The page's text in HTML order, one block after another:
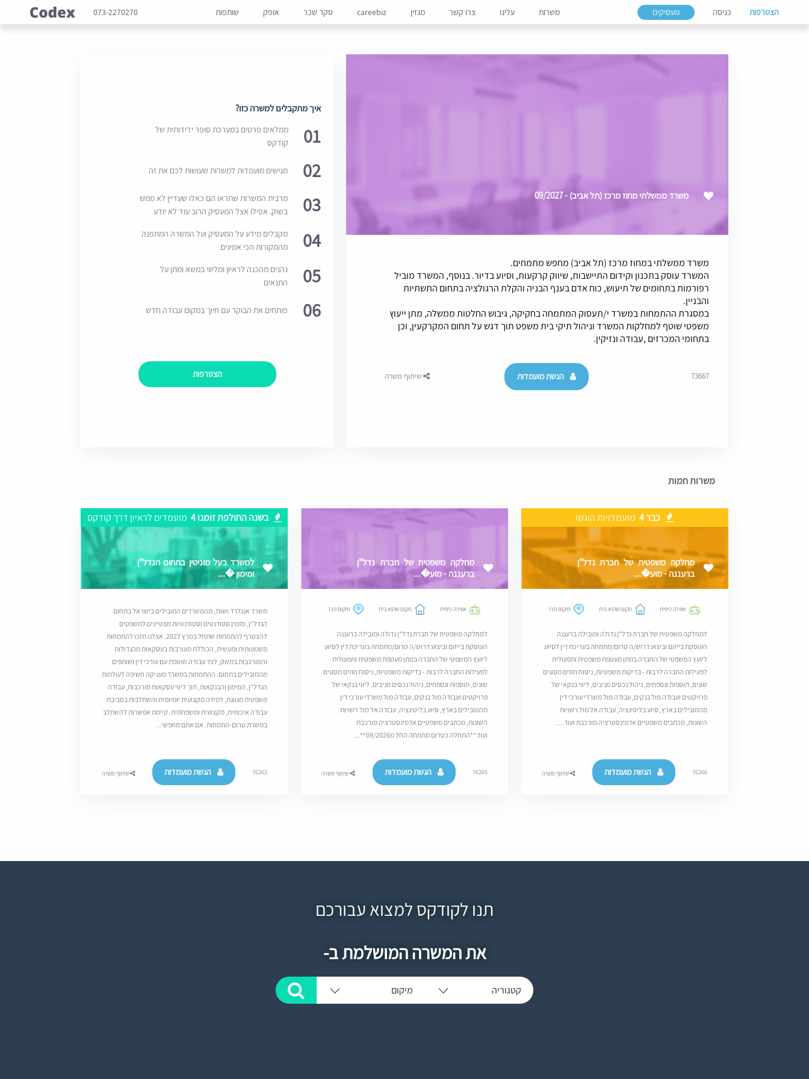
הצטרפות כניסה מעסיקים משרות עלינו צרו קשר מגזין careebiz סקר שכר אופק שותפות 073-2270270
משרד ממשלתי מחוז מרכז (תל אביב) - 09/2027
משרד ממשלתי במחוז מרכז (תל אביב) מחפש מתמחים.
המשרד עוסק בתכנון וקידום התיישבות, שיווק קרקעות, וסיוע בדיור. בנוסף, המשרד מוביל
רפורמות בתחומים של תיעוש, כוח אדם בענף הבניה והקלת הרגולציה בתחום התשתיות
והבניין.
במסגרת ההתמחות במשרד י/תעסוק המתמחה בחקיקה, גיבוש החלטות ממשלה, מתן ייעוץ
משפטי שוטף למחלקות המשרד וניהול תיקי בית משפט תוך דגש על תחום המקרקעין, וכן
בתחומי המכרזים ,עבודה ונזיקין.
73667 הגשת מועמדות שיתוף משרה
איך מתקבלים למשרה כזו?
01
ממלאים פרטים במערכת סופר ידידותית של
קודקס
02 מגישים מועמדות למשרות שעושות לכם את זה
03
מרבית המשרות שתראו הם כאלו שעדיין לא ממש
בשוק. אפילו אצל המעסיק הרוב עוד לא יודע
04
מקבלים מידע על המעסיק ועל המשרה המתפנה
מהמקורות הכי אמינים
05
נהנים מהכנה לראיון ומליווי במשא ומתן על
התנאים
06 פותחים את הבוקר עם חיוך במקום עבודה חדש
הצטרפות
משרות חמות
כבר 4 מועמדויות הוגשו
מחלקה משפטית של חברת נדל"ן
ברעננה - מוע�...
אווירה כיפית מקום שהוא בית מיקום פגז
למחלקה משפטית של חברת נדל"ן גדולה ומובילה ברעננה
העוסקת בייזום וביצוע דרוש/ה טרום/מתמחה בעריכת דין לסיוע
ליועץ המשפטי של החברה במתן מעטפת משפטית ותפעולית
לפעילות החברה לרבות - בדיקות משפטיות, ניסוח חוזים מסוגים
שונים, תוספות ונספחים, ניהול נכסים מניבים, ליווי בנקאי של
פרויקטים ועבודה מול בנקים, עבודה מול משרדי עורכי דין
מהמובילים בארץ, סיוע בליטיגציה, עבודה אל מול רשויות
השונות, מכתבים משפטיים אדמינסטרציה מורכבת ועוד....
76266 הגשת מועמדות שיתוף משרה
מחלקה משפטית של חברת נדל"ן
ברעננה - מוע�...
אווירה כיפית מקום שהוא בית מיקום פגז
למחלקה משפטית של חברת נדל"ן גדולה ומובילה ברעננה
העוסקת בייזום וביצוע דרוש/ה טרום/מתמחה בעריכת דין לסיוע
ליועץ המשפטי של החברה במתן מעטפת משפטית ותפעולית
לפעילות החברה לרבות - בדיקות משפטיות, ניסוח חוזים מסוגים
שונים, תוספות ונספחים, ניהול נכסים מניבים, ליווי בנקאי של
פרויקטים ועבודה מול בנקים, עבודה מול משרדי עורכי דין
מהמובילים בארץ, סיוע בליטיגציה, עבודה אל מול רשויות
השונות, מכתבים משפטיים אדמינסטרציה מורכבת
ועוד.**התחלה כטרום מתמחה החל מ09/2026**...
76265 הגשת מועמדות שיתוף משרה
בשנה החולפת זומנו 4 מועמדים לראיון דרך קודקס
למשרד בעל מוניטין בתחום הנדל"ן
ומימון �...
משרד אנגלרד ושות’, מהמשרדים המובילים בישראל בתחום
הנדל”ן, מזמין סטודנטים וסטודנטיות מצטיינים למשפטים
להצטרף להתמחות שתחל במרץ 2027. אצלנו תזכו להתמחות
משמעותית ומעשית, הכוללת מעורבות בעסקאות מהגדולות
והמורכבות במשק, לצד עבודה שוטפת עם עורכי דין ושותפים
מהמובילים בתחום. ההתמחות במשרד מעניקה חשיפה לעולמות
הנדל”ן, המימון והבנקאות, תוך ליווי עסקאות מורכבות, עבודה
משפטית מגוונת, למידה מקצועית יומיומית והשתלבות בסביבת
עבודה איכותית, מקצועית ומשפחתית. קיימת אפשרות להשתלב
במשרת טרום-התמחות. אם אתם מחפשי...
76262 הגשת מועמדות שיתוף משרה
תנו לקודקס למצוא עבורכם
את המשרה המושלמת ב-
קטגוריה מיקום